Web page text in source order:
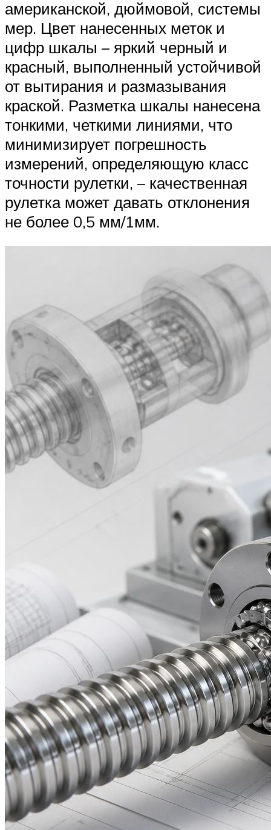
американской, дюймовой, системы
мер. Цвет нанесенных меток и
цифр шкалы – яркий черный и
красный, выполненный устойчивой
от вытирания и размазывания
краской. Разметка шкалы нанесена
тонкими, четкими линиями, что
минимизирует погрешность
измерений, определяющую класс
точности рулетки, – качественная
рулетка может давать отклонения
не более 0,5 мм/1мм.